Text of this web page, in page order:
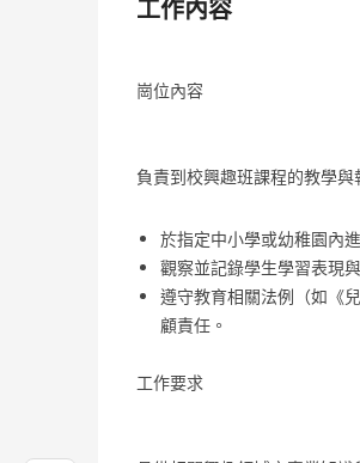
工作內容
崗位內容
負責到校興趣班課程的教學
於指定中小學或幼稚園內
觀察並記錄學生學習表現
遵守教育相關法例（如《
顧責任。
工作要求